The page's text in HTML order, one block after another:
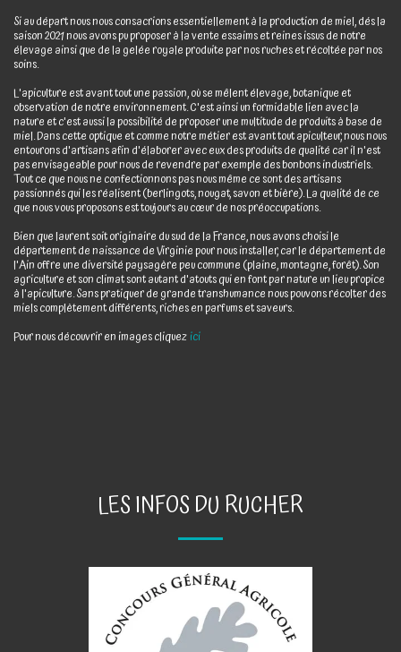
Si au départ nous nous consacrions essentiellement à la production de miel, dés la
saison 2021 nous avons pu proposer à la vente essaims et reines issus de notre
élevage ainsi que de la gelée royale produite par nos ruches et récoltée par nos
soins.
L'apiculture est avant tout une passion, où se mêlent élevage, botanique et
observation de notre environnement. C'est ainsi un formidable lien avec la
nature et c'est aussi la possibilité de proposer une multitude de produits à base de
miel. Dans cette optique et comme notre métier est avant tout apiculteur, nous nous
entourons d'artisans afin d'élaborer avec eux des produits de qualité car il n'est
pas envisageable pour nous de revendre par exemple des bonbons industriels.
Tout ce que nous ne confectionnons pas nous même ce sont des artisans
passionnés qui les réalisent (berlingots, nougat, savon et bière). La qualité de ce
que nous vous proposons est toujours au cœur de nos préoccupations.
Bien que laurent soit originaire du sud de la France, nous avons choisi le
département de naissance de Virginie pour nous installer, car le département de
l'Ain offre une diversité paysagère peu commune (plaine, montagne, forêt). Son
agriculture et son climat sont autant d'atouts qui en font par nature un lieu propice
à l'apiculture. Sans pratiquer de grande transhumance nous pouvons récolter des
miels complètement différents, riches en parfums et saveurs.
Pour nous découvrir en images cliquezici
LES INFOS DU RUCHER